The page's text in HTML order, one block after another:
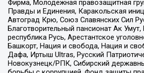
Фирма, Молодежная правозащитная
Правды и Единения, Каракольская
Автоград Крю, Союз Славянских Сил
Благотворительный пансионат Ак Умут,
республика Русь, Арестантское
Башкорт, Нация и свобода, Нация и
Дафа, Иртыш Ultras, Русский
Новокузнецк/РПК, Сибирский